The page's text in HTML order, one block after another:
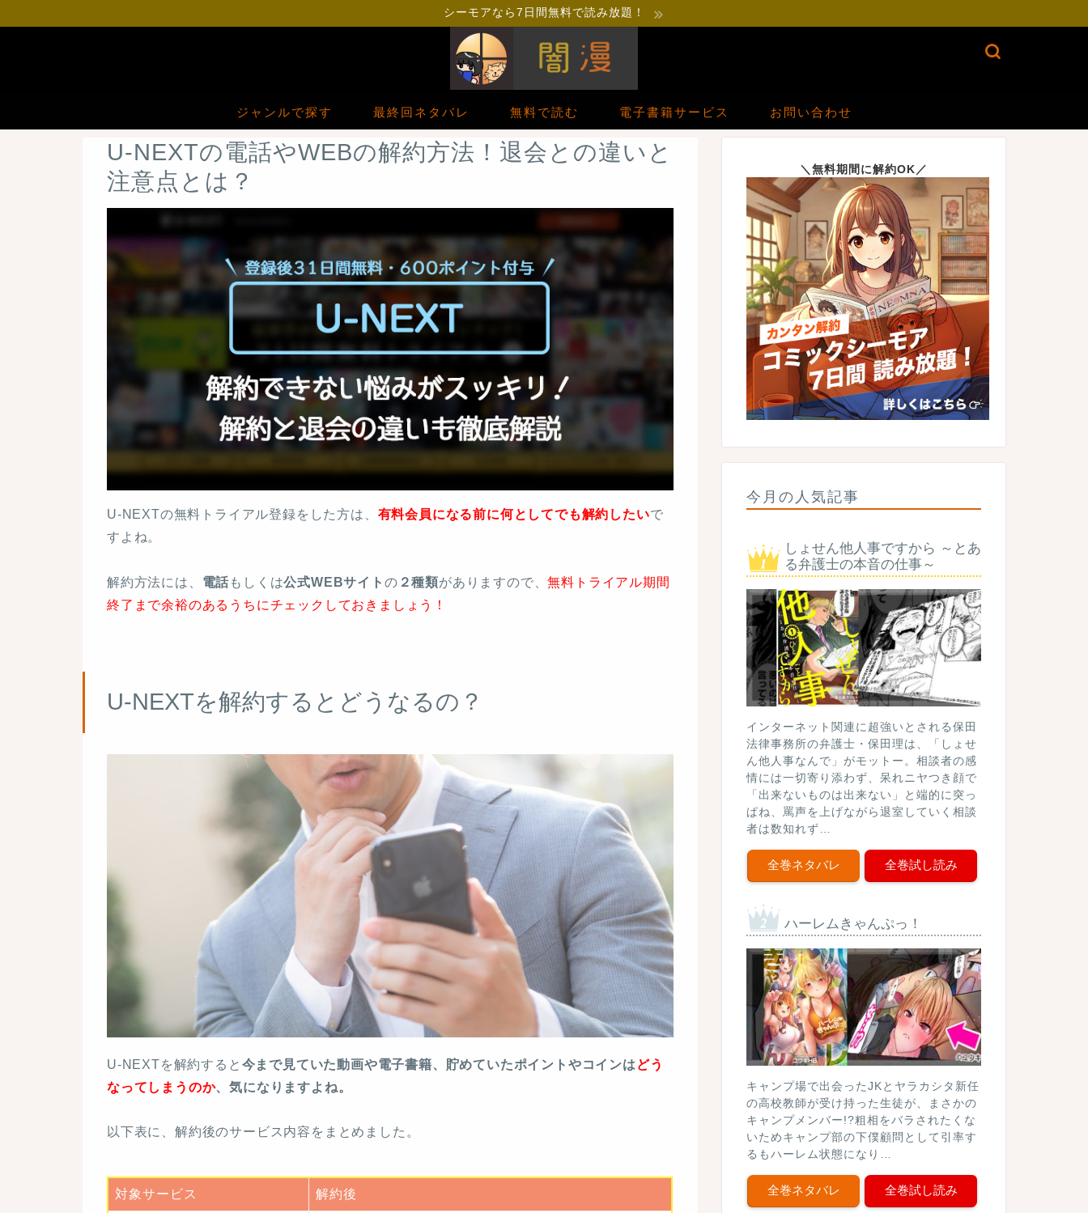
シーモアなら7日間無料で読み放題！
ジャンルで探す 最終回ネタバレ 無料で読む 電子書籍サービス お問い合わせ
U-NEXTの電話やWEBの解約方法！退会との違いと
注意点とは？
U-NEXTの無料トライアル登録をした方は、 有料会員になる前に何としてでも解約したいで
すよね。
解約方法には、 電話もしくは公式WEBサイト の ２種類がありますので、無料トライアル期間
終了まで余裕のあるうちにチェックしておきましょう！
U-NEXTを解約するとどうなるの？
U-NEXTを解約すると 今まで見ていた動画や電子書籍、貯めていたポイントやコインは どう
なってしまうのか、気になりますよね。
以下表に、解約後のサービス内容をまとめました。
対象サービス 解約後
＼無料期間に解約OK／
今月の人気記事
しょせん他人事ですから ～とあ
る弁護士の本音の仕事～
インターネット関連に超強いとされる保田
法律事務所の弁護士・保田理は、「しょせ
ん他人事なんで」がモットー。相談者の感
情には一切寄り添わず、呆れニヤつき顔で
「出来ないものは出来ない」と端的に突っ
ぱね、罵声を上げながら退室していく相談
者は数知れず…
全巻ネタバレ 全巻試し読み
ハーレムきゃんぷっ！
キャンプ場で出会ったJKとヤラカシタ新任
の高校教師が受け持った生徒が、まさかの
キャンプメンバー!?粗相をバラされたくな
いためキャンプ部の下僕顧問として引率す
るもハーレム状態になり…
全巻ネタバレ 全巻試し読み